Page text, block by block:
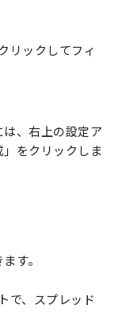
リックしてフィ
、右上の設定ア
をクリックしま
す。
で、スプレッド